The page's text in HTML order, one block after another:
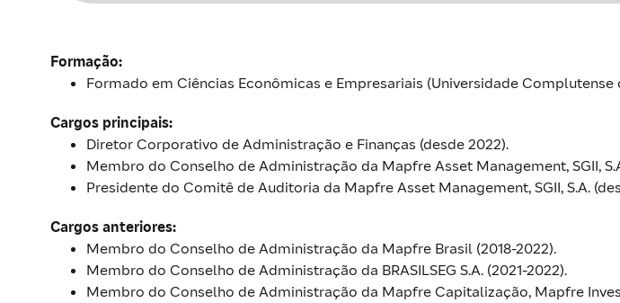
Formação:
Formado em Ciências Econômicas e Empresariais (Universidade Complutense
Cargos principais:
Diretor Corporativo de Administração e Finanças (desde 2022).
Membro do Conselho de Administração da Mapfre Asset Management, SGII,
Presidente do Comitê de Auditoria da Mapfre Asset Management, SGII, S.A.
Cargos anteriores:
Membro do Conselho de Administração da Mapfre Brasil (2018-2022).
Membro do Conselho de Administração da BRASILSEG S.A. (2021-2022).
Membro do Conselho de Administração da Mapfre Capitalização, Mapfre